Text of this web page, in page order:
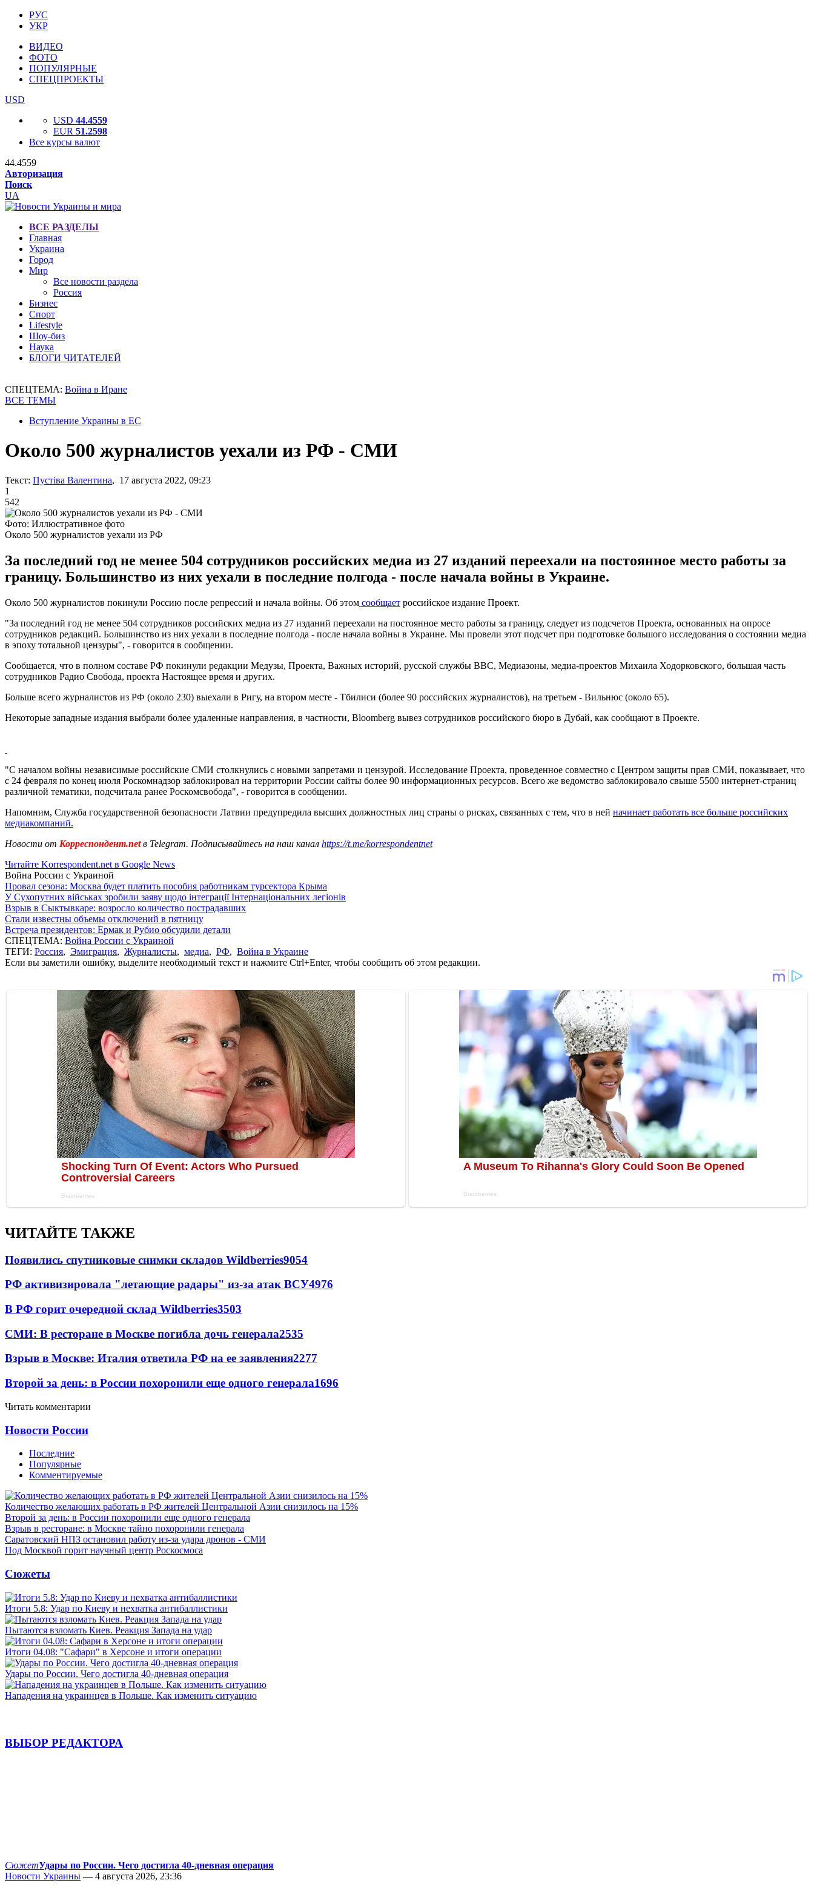
РУС
УКР
ВИДЕО
ФОТО
ПОПУЛЯРНЫЕ
СПЕЦПРОЕКТЫ
USD
USD 44.4559
EUR 51.2598
Все курсы валют
44.4559
Авторизация
Поиск
UA
ВСЕ РАЗДЕЛЫ
Главная
Украина
Город
Мир
Все новости раздела
Россия
Бизнес
Спорт
Lifestyle
Шоу-биз
Наука
БЛОГИ ЧИТАТЕЛЕЙ
СПЕЦТЕМА: Война в Иране
ВСЕ ТЕМЫ
Вступление Украины в ЕС
Около 500 журналистов уехали из РФ - СМИ
Текст: Пустіва Валентина, 17 августа 2022, 09:23
1
542
Фото: Иллюстративное фото
Около 500 журналистов уехали из РФ
За последний год не менее 504 сотрудников российских медиа из 27 изданий переехали на постоянное место работы за
границу. Большинство из них уехали в последние полгода - после начала войны в Украине.
Около 500 журналистов покинули Россию после репрессий и начала войны. Об этом сообщает российское издание Проект.
"За последний год не менее 504 сотрудников российских медиа из 27 изданий переехали на постоянное место работы за границу, следует из подсчетов Проекта, основанных на опросе
сотрудников редакций. Большинство из них уехали в последние полгода - после начала войны в Украине. Мы провели этот подсчет при подготовке большого исследования о состоянии медиа
в эпоху тотальной цензуры", - говорится в сообщении.
Сообщается, что в полном составе РФ покинули редакции Медузы, Проекта, Важных историй, русской службы BBC, Медиазоны, медиа-проектов Михаила Ходорковского, большая часть
сотрудников Радио Свобода, проекта Настоящее время и других.
Больше всего журналистов из РФ (около 230) выехали в Ригу, на втором месте - Тбилиси (более 90 российских журналистов), на третьем - Вильнюс (около 65).
Некоторые западные издания выбрали более удаленные направления, в частности, Bloomberg вывез сотрудников российского бюро в Дубай, как сообщают в Проекте.
"С началом войны независимые российские СМИ столкнулись с новыми запретами и цензурой. Исследование Проекта, проведенное совместно с Центром защиты прав СМИ, показывает, что
с 24 февраля по конец июля Роскомнадзор заблокировал на территории России сайты более 90 информационных ресурсов. Всего же ведомство заблокировало свыше 5500 интернет-страниц
различной тематики, подсчитала ранее Роскомсвобода", - говорится в сообщении.
Напомним, Служба государственной безопасности Латвии предупредила высших должностных лиц страны о рисках, связанных с тем, что в ней начинает работать все больше российских
медиакомпаний.
Новости от Корреспондент.netв Telegram. Подписывайтесь на наш канал https://t.me/korrespondentnet
Читайте Korrespondent.net в Google News
Война России с Украиной
Провал сезона: Москва будет платить пособия работникам турсектора Крыма
У Сухопутних військах зробили заяву щодо інтеграції Інтернаціональних легіонів
Взрыв в Сыктывкаре: возросло количество пострадавших
Стали известны объемы отключений в пятницу
Встреча президентов: Ермак и Рубио обсудили детали
СПЕЦТЕМА: Война России с Украиной
ТЕГИ: Россия, Эмиграция, Журналисты, медиа, РФ, Война в Украине
Если вы заметили ошибку, выделите необходимый текст и нажмите Ctrl+Enter, чтобы сообщить об этом редакции.
ЧИТАЙТЕ ТАКЖЕ
Появились спутниковые снимки складов Wildberries9054
РФ активизировала "летающие радары" из-за атак ВСУ4976
В РФ горит очередной склад Wildberries3503
СМИ: В ресторане в Москве погибла дочь генерала2535
Взрыв в Москве: Италия ответила РФ на ее заявления2277
Второй за день: в России похоронили еще одного генерала1696
Читать комментарии
Новости России
Последние
Популярные
Комментируемые
Количество желающих работать в РФ жителей Центральной Азии снизилось на 15%
Второй за день: в России похоронили еще одного генерала
Взрыв в ресторане: в Москве тайно похоронили генерала
Саратовский НПЗ остановил работу из-за удара дронов - СМИ
Под Москвой горит научный центр Роскосмоса
Сюжеты
Итоги 5.8: Удар по Киеву и нехватка антибаллистики
Пытаются взломать Киев. Реакция Запада на удар
Итоги 04.08: "Сафари" в Херсоне и итоги операции
Удары по России. Чего достигла 40-дневная операция
Нападения на украинцев в Польше. Как изменить ситуацию
ВЫБОР РЕДАКТОРА
СюжетУдары по России. Чего достигла 40-дневная операция
Новости Украины — 4 августа 2026, 23:36